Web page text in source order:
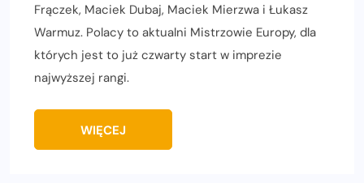
Frączek, Maciek Dubaj, Maciek Mierzwa i Łukasz
Warmuz. Polacy to aktualni Mistrzowie Europy, dla
których jest to już czwarty start w imprezie
najwyższej rangi.
WIĘCEJ